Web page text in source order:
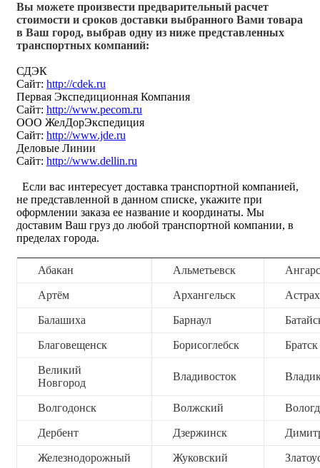
Вы можете произвести предварительный расчет
стоимости и сроков доставки выбранного Вами товара
в Ваш город, выбрав одну из ниже представленных
транспортных компаний:
СДЭК
Сайт: http://cdek.ru
Первая Экспедиционная Компания
Сайт: http://www.pecom.ru
ООО ЖелДорЭкспедиция
Сайт: http://www.jde.ru
Деловые Линии
Сайт: http://www.dellin.ru
Если вас интересует доставка транспортной компанией,
не представленной в данном списке, укажите при
оформлении заказа ее название и координаты. Мы
доставим Ваш груз до любой транспортной компании, в
пределах города.
Абакан Альметьевск
Артём Архангельск
Балашиха Барнаул
Благовещенск Борисоглебск Братск
Великий
Новгород
Владивосток
Волгодонск Волжский
Дербент Дзержинск
Железнодорожный Жуковский